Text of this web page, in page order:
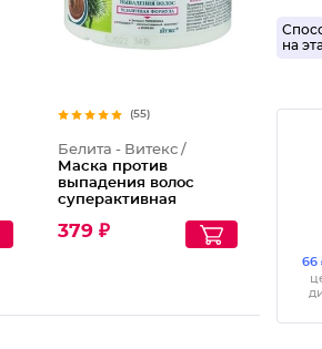
(55)
Белита - Витекс /
Маска против
выпадения волос
суперактивная
379 ₽
на
66